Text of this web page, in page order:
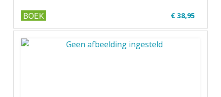
€ 38,95
✔ Full colour
✔ Paperback
BOEK